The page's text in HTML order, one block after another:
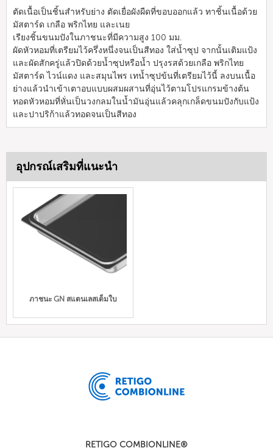
ตัดเนื้อเป็นชิ้นสำหรับย่าง ตัดเยื่อผังผืดที่ขอบออกแล้ว ทาชิ้นเนื้อด้วย
มัสตาร์ด เกลือ พริกไทย และเนย
เรียงชิ้นขนมปังในภาชนะที่มีความสูง 100 มม.
ผัดหัวหอมที่เตรียมไว้ครึ่งหนึ่งจนเป็นสีทอง ใส่น้ำซุป จากนั้นเติมแป้ง
และผัดสักครู่แล้วปิดด้วยน้ำซุปหรือน้ำ ปรุงรสด้วยเกลือ พริกไทย
มัสตาร์ด ไวน์แดง และสมุนไพร เทน้ำซุปข้นที่เตรียมไว้นี้ ลงบนเนื้อ
ย่างแล้วนำเข้าเตาอบแบบผสมผสานที่อุ่นไว้ตามโปรแกรมข้างต้น
ทอดหัวหอมที่หั่นเป็นวงกลมในน้ำมันอุ่นแล้วคลุกเกล็ดขนมปังกับแป้ง
และปาปริก้าแล้วทอดจนเป็นสีทอง
อุปกรณ์เสริมที่แนะนำ
ภาชนะ GN สแตนเลสเต็มใบ
RETIGO COMBIONLINE®